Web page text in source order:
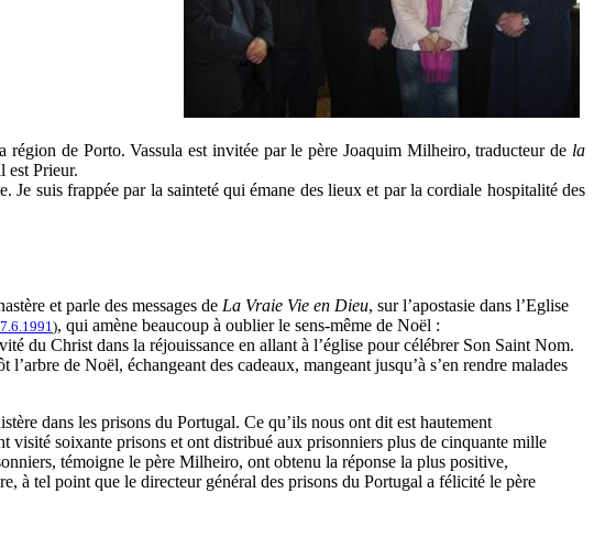
région de Porto. Vassula est invitée par le père Joaquim Milheiro, traducteur de la
est Prieur.
suis frappée par la sainteté qui émane des lieux et par la cordiale hospitalité des
et parle des messages de La Vraie Vie en Dieu, sur l’apostasie dans l’Eglise
), qui amène beaucoup à oublier le sens-même de Noël :
du Christ dans la réjouissance en allant à l’église pour célébrer Son Saint Nom.
de Noël, échangeant des cadeaux, mangeant jusqu’à s’en rendre malades
dans les prisons du Portugal. Ce qu’ils nous ont dit est hautement
soixante prisons et ont distribué aux prisonniers plus de cinquante mille
témoigne le père Milheiro, ont obtenu la réponse la plus positive,
à tel point que le directeur général des prisons du Portugal a félicité le père